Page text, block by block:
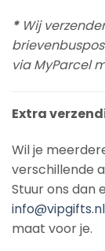
* Wij
via MyParcel
Extra
Wil je
verschillende
Stuur ons dan
info@vipgifts.nl
maat voor je.